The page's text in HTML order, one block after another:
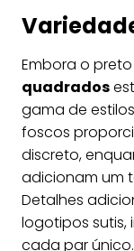
Embora o
quadrados
gama de
foscos
discreto,
adicionam um
Detalhes
logotipos sutis,
cada par